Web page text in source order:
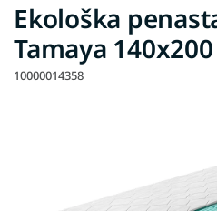
Ekološka
Tamaya 140x200
10000014358